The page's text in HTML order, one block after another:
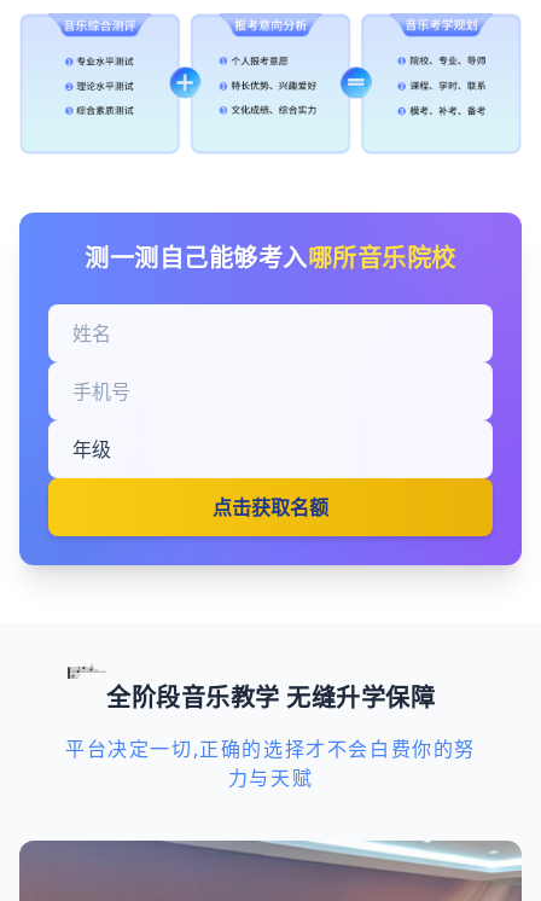
测一测自己能够考入哪所音乐院校
点击获取名额
全阶段音乐教学 无缝升学保障
平台决定一切,正确的选择才不会白费你的努
力与天赋